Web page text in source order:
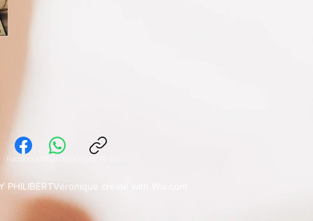
Facebook
PHILIBERTVéronique create with Wix.com